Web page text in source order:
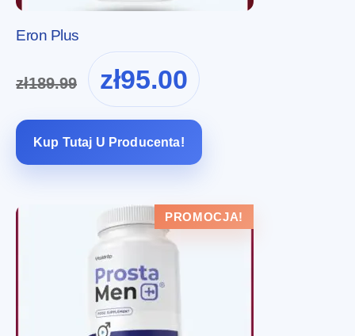
Eron Plus
zł189.99
Pierwotna
cena
wynosiła:
zł95.00
cena
zł95.00.
Kup Tutaj U Producenta!
PROMOCJA!